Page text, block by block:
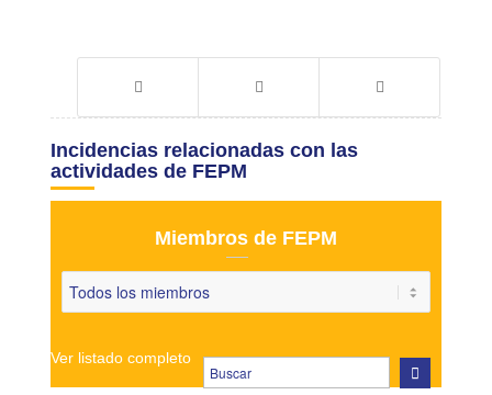
Incidencias relacionadas con las
actividades de FEPM
Miembros de FEPM
Ver listado completo